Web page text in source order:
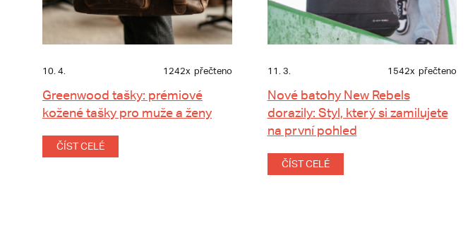
10. 4. 1242x přečteno
Greenwood tašky: prémiové
kožené tašky pro muže a ženy
ČÍST CELÉ
11. 3. 1542x přečteno
Nové batohy New Rebels
dorazily: Styl, který si zamilujete
na první pohled
ČÍST CELÉ